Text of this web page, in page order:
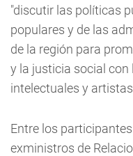
"discutir las políticas
populares y de las
de la región para
y la justicia social con
intelectuales y
Entre los
exministros de